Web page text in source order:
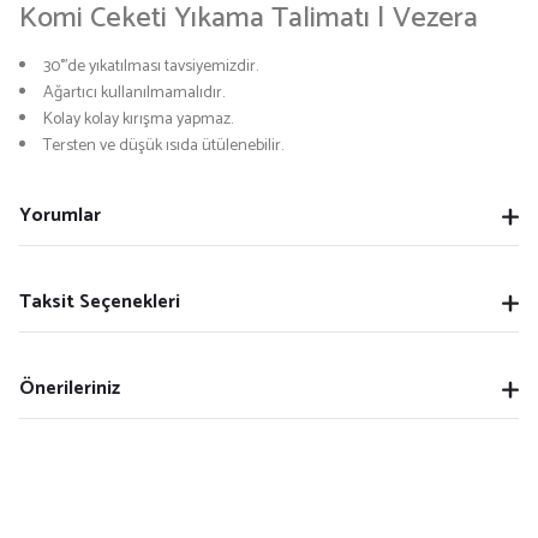
Komi Ceketi Yıkama Talimatı | Vezera
30°'de yıkatılması tavsiyemizdir.
Ağartıcı kullanılmamalıdır.
Kolay kolay kırışma yapmaz.
Tersten ve düşük ısıda ütülenebilir.
Yorumlar
Taksit Seçenekleri
Önerileriniz